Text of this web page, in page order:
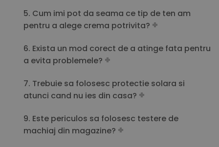
5. Cum imi pot da seama ce tip de ten am
pentru a alege crema potrivita?
6. Exista un mod corect de a atinge fata pentru
a evita problemele?
7. Trebuie sa folosesc protectie solara si
atunci cand nu ies din casa?
9. Este periculos sa folosesc testere de
machiaj din magazine?